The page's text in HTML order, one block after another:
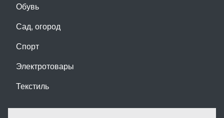
Обувь
Сад, огород
Спорт
Электротовары
Текстиль